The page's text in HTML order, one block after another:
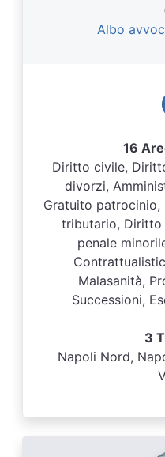
Albo
16
Diritto civile,
divorzi,
Gratuito
tributario, Diritto
penale
Malasanità,
Successioni,
3
Napoli Nord,